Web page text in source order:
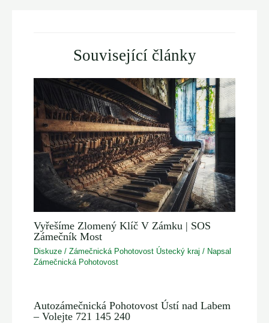
Související články
Vyřešíme Zlomený Klíč V Zámku | SOS
Zámečník Most
Diskuze /Zámečnická Pohotovost Ústecký kraj / Napsal
Zámečnická Pohotovost
Autozámečnická Pohotovost Ústí nad Labem
– Volejte 721 145 240